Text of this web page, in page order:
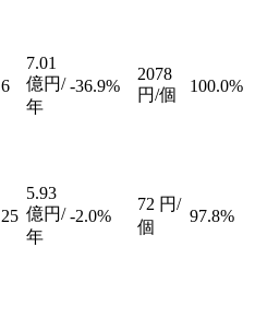
6
7.01
億円/
年
-36.9%
2078
円/個
100.0%
25
5.93
億円/
年
-2.0%
72 円/
個
97.8%